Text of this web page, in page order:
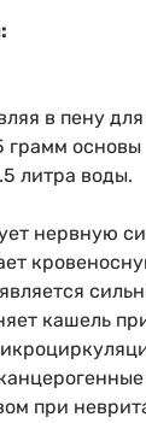
в пену
грамм основы
литра воды.
нервную
кашель
при